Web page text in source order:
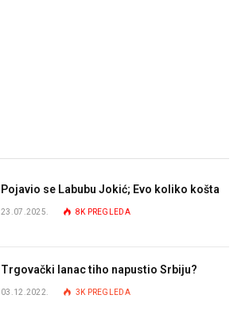
Pojavio se Labubu Jokić; Evo koliko košta
23.07.2025. 8K PREGLEDA
Trgovački lanac tiho napustio Srbiju?
03.12.2022. 3K PREGLEDA